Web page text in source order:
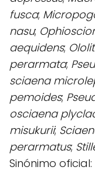
fusca;
nasu;
aequidens;
perarmata;
sciaena
pemoides;
osciaena
misukurii;
perarmatus;
Sinónimo